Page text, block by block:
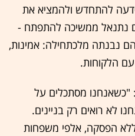
להתחדש ולהמציא את
נתנאל ממשיכה להתפתח -
נבנתה מלכתחילה: אמינות,
עם הלקוחות.
"כשאנחנו מסתכלים על
לא רואים רק בניינים.
הפסקה, אלפי משפחות